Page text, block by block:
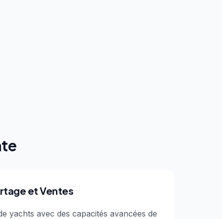
et Ventes
yachts avec des capacités avancées de